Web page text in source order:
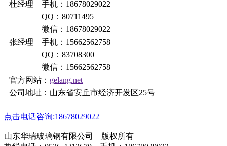
杜经理 手机：18678029022
QQ：80711495
微信：18678029022
张经理 手机：15662562758
QQ：83708300
微信：15662562758
官方网站： gelang.net
公司地址：山东省安丘市经济开发区25号
点击电话咨询:18678029022
山东华瑞玻璃钢有限公司 版权所有